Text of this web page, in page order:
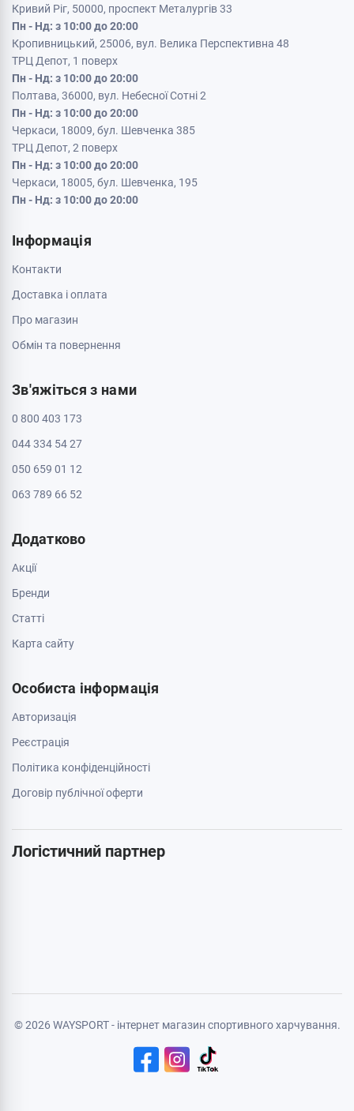
Кременчук, 39600, вул. Соборна 9/16
Пн - Нд: з 10:00 до 20:00
Кривий Ріг, 50000, проспект Металургів 33
Кропивницький, 25006, вул. Велика Перспективна 48
Полтава, 36000, вул. Небесної Сотні 2
Пн - Нд: з 10:00 до 20:00
ТРЦ Депот, 2 поверх
Черкаси, 18005, бул. Шевченка, 195
Інформація
Контакти
Доставка і оплата
Обмін та повернення
Зв'яжіться з нами
0 800 403 173
044 334 54 27
063 789 66 52
Додатково
Акції
Бренди
Карта сайту
Договір публічної оферти
Логістичний партнер